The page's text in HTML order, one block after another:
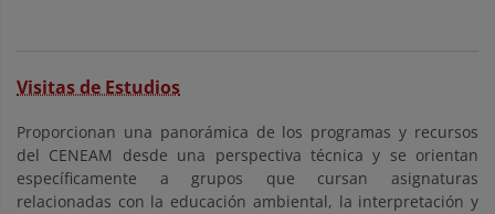
Visitas de Estudios
Proporcionan una panorámica de los programas y recursos
del CENEAM desde una perspectiva técnica y se orientan
específicamente a grupos que cursan asignaturas
relacionadas con la educación ambiental, la interpretación y